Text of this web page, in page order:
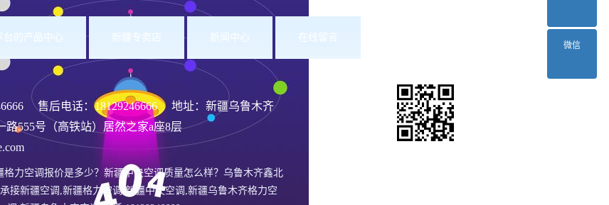
台的产品中心 新疆专卖店 新闻中心 在线留言
售后电话：18129246666 地址：新疆乌鲁木齐
路555号（高铁站）居然之家a座8层
格力空调报价是多少？新疆中央空调质量怎么样？乌鲁木齐鑫北
承接新疆空调,新疆格力空调,新疆中央空调,新疆乌鲁木齐格力空
微信